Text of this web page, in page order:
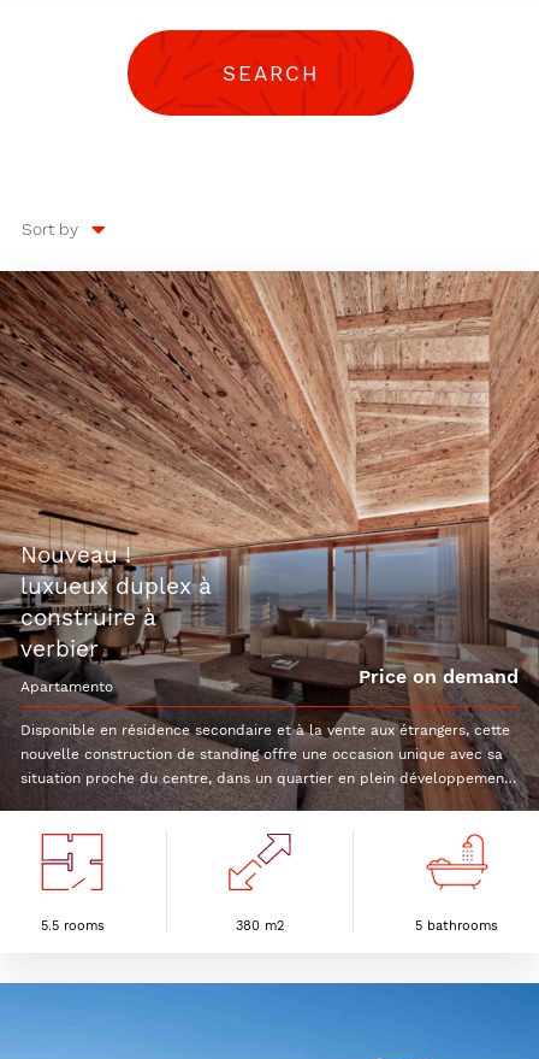
SEARCH
Sort by
nouveau !
luxueux duplex à
construire à
verbier
apartamento Price on demand
Disponible en résidence secondaire et à la vente aux étrangers, cette
nouvelle construction de standing offre une occasion unique avec sa
situation proche du centre, dans un quartier en plein développement.
Le duplex en attique de 5.5 pièces bénéficiera d'une surface de 286
niveau :Hall d'entrée avec ascenseurPièce à vivre avec séjour, cuisine
équipée et espace repas3 chambres à coucher en suite avec leur
avec dressing, salle de bain privative, espace lectureBalcon sud
5.5 rooms 380 m2 5 bathrooms